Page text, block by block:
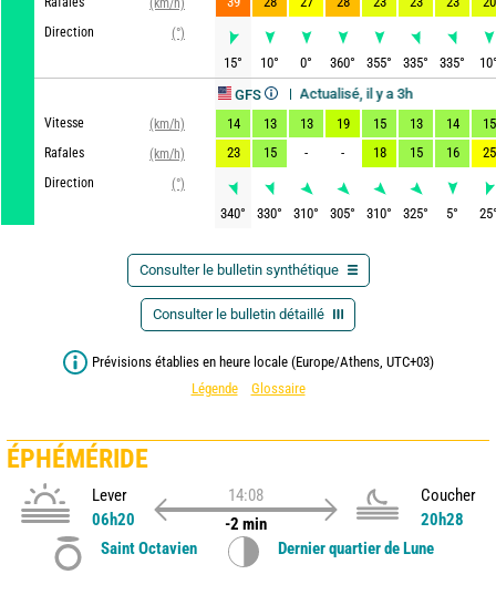
Direction
(°)
Actualisé, il y a 3h
Mise à jour dans 3h
Vitesse
(km/h)
Rafales
(km/h)
Direction
(°)
15° 10° 0° 360° 355° 335° 335° 10
14 13 13 19 15 13 14
15
23
15 - - 18 15 16 25
340° 330° 310° 305° 310° 325° 5° 25
Consulter le bulletin synthétique
Consulter le bulletin détaillé
Prévisions établies en heure locale (Europe/Athens, UTC+03)
Légende
Glossaire
ÉPHÉMÉRIDE
Lever
06h20
14:08
-2 min
Coucher
20h28
Saint Octavien
Dernier quartier de Lune